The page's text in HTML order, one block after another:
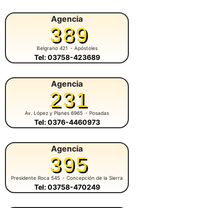
Agencia
389
Belgrano 421 - Apóstoles
Tel: 03758-423689
Agencia
231
Av. López y Planes 6965 - Posadas
Tel: 0376-4460973
Agencia
395
Presidente Roca 545 - Concepción de la Sierra
Tel: 03758-470249